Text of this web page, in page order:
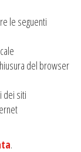
le seguenti
del browser
dei siti
.